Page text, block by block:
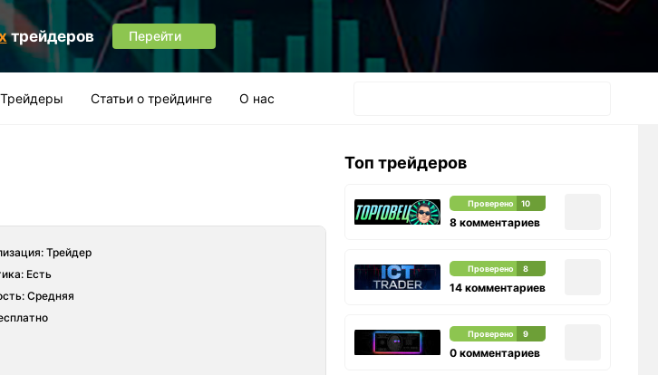
трейдеров Перейти
Трейдеры Статьи о трейдинге О нас
Трейдер
Есть
Средняя
Топ трейдеров
Проверено 10
8 комментариев
Проверено 8
14 комментариев
Проверено 9
0 комментариев